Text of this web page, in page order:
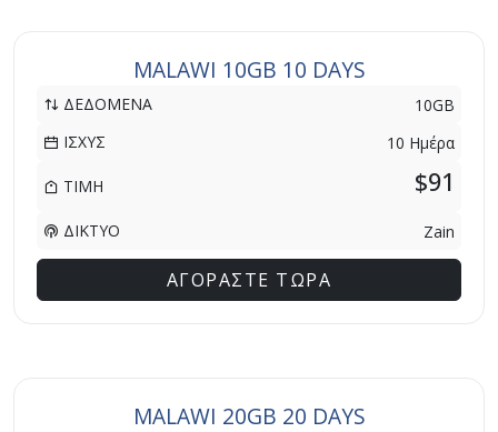
MALAWI 10GB 10 DAYS
ΔΕΔΟΜΕΝΑ
10GB
ΙΣΧΥΣ
10 Ημέρα
ΤΙΜΗ $91
ΔΙΚΤΥΟ Zain
ΑΓΟΡΑΣΤΕ ΤΩΡΑ
MALAWI 20GB 20 DAYS